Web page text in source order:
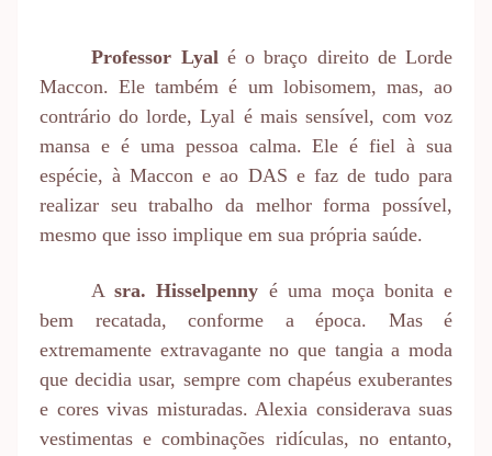
Professor Lyal é o braço direito de Lorde
Maccon. Ele também é um lobisomem, mas, ao
contrário do lorde, Lyal é mais sensível, com voz
mansa e é uma pessoa calma. Ele é fiel à sua
espécie, à Maccon e ao DAS e faz de tudo para
realizar seu trabalho da melhor forma possível,
mesmo que isso implique em sua própria saúde.
Asra. Hisselpenny é uma moça bonita e
bem recatada, conforme a época. Mas é
extremamente extravagante no que tangia a moda
que decidia usar, sempre com chapéus exuberantes
e cores vivas misturadas. Alexia considerava suas
vestimentas e combinações ridículas, no entanto,